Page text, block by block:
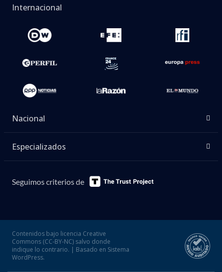
Internacional
Nacional
Especializados
Seguimos criterios de
Contenidos bajo licencia Creative
Commons (CC-BY-NC) salvo donde
indique lo contrario. | Basado en Sistema
WordPress.